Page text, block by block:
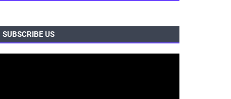
SUBSCRIBE US